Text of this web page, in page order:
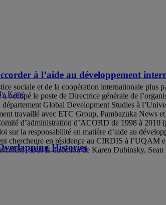
sociale et de la coopération internationale
le poste de Directrice générale de
Global Development Studies à
travaillé avec ETC Group, Pambazuka News
d’administration d’ACORD de 1998 à
la responsabilité en matière d’aide au
chercheure en résidence au CIRDIS à
sous la direction de Karen Dubinsky,
à l’aide au développement
Kane
Histories